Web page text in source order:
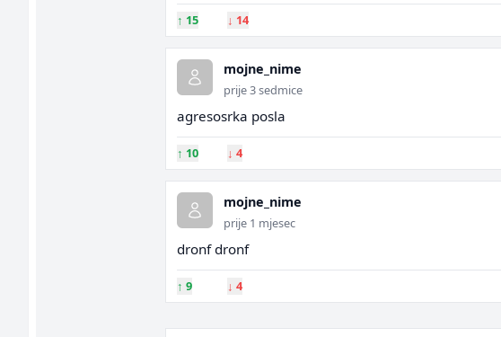
↑ 15 ↓ 14
mojne_nime
prije 3 sedmice
agresosrka posla
↑ 10 ↓ 4
mojne_nime
prije 1 mjesec
dronf dronf
↑ 9 ↓ 4